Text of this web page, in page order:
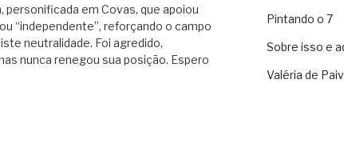
personificada em Covas, que apoiou
“independente”, reforçando o campo
neutralidade. Foi agredido,
nunca renegou sua posição. Espero
Pintando o 7
Sobre isso e
Valéria de